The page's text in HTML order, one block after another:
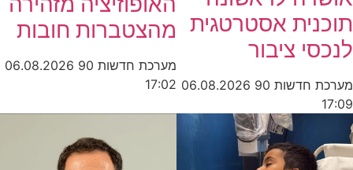
תוכנית אסטרטגית
לנכסי ציבור
מערכת חדשות 90
06.08.2026
17:09
מהצטברות חובות
מערכת חדשות 90
06.08.2026
17:02